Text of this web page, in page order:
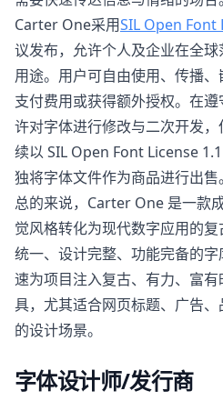
Carter One采用SIL Open Font
议发布，允许个人及企业在全
用途。用户可自由使用、传播
支付费用或获得额外授权。在遵
许对字体进行修改与二次开发
续以 SIL Open Font License
独将字体文件作为商品进行出售。
总的来说，Carter One 是一款
觉风格转化为现代数字应用的
统一、设计完整、功能完备的
速为项目注入复古、有力、富
具，尤其适合网页标题、广告
的设计场景。
字体设计师/发行商